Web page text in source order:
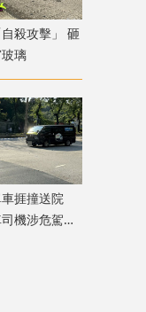
殺攻擊」 砸
璃
捱撞送院
機涉危駕致